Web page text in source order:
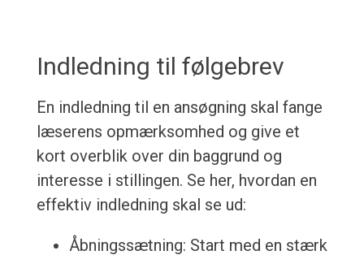
Indledning til følgebrev
En indledning til en ansøgning skal fange
læserens opmærksomhed og give et
kort overblik over din baggrund og
interesse i stillingen. Se her, hvordan en
effektiv indledning skal se ud:
Åbningssætning: Start med en stærk